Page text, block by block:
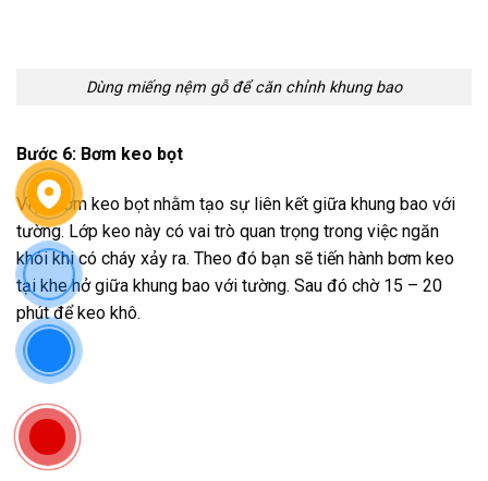
Dùng miếng nệm gỗ để căn chỉnh khung bao
Bước 6: Bơm keo bọt
Việc bơm keo bọt nhằm tạo sự liên kết giữa khung bao với
tường. Lớp keo này có vai trò quan trọng trong việc ngăn
khói khi có cháy xảy ra. Theo đó bạn sẽ tiến hành bơm keo
tại khe hở giữa khung bao với tường. Sau đó chờ 15 – 20
phút để keo khô.